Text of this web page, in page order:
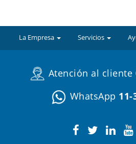
La Empresa Servicios
Atención al cliente
WhatsApp 11-